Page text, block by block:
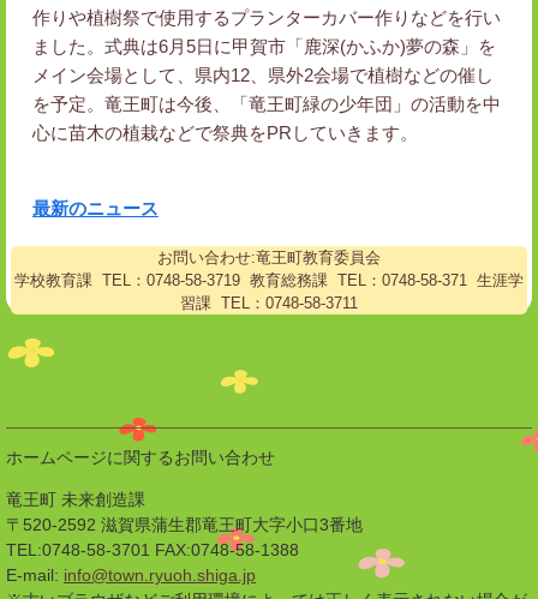
作りや植樹祭で使用するプランターカバー作りなどを行い
ました。式典は6月5日に甲賀市「鹿深(かふか)夢の森」を
メイン会場として、県内12、県外2会場で植樹などの催し
を予定。竜王町は今後、「竜王町緑の少年団」の活動を中
心に苗木の植栽などで祭典をPRしていきます。
最新のニュース
お問い合わせ:竜王町教育委員会
学校教育課 TEL：0748-58-3719 教育総務課 TEL：0748-58-371 生涯学
習課 TEL：0748-58-3711
ホームページに関するお問い合わせ
竜王町 未来創造課
〒520-2592 滋賀県蒲生郡竜王町大字小口3番地
TEL:0748-58-3701 FAX:0748-58-1388
E-mail: info@town.ryuoh.shiga.jp